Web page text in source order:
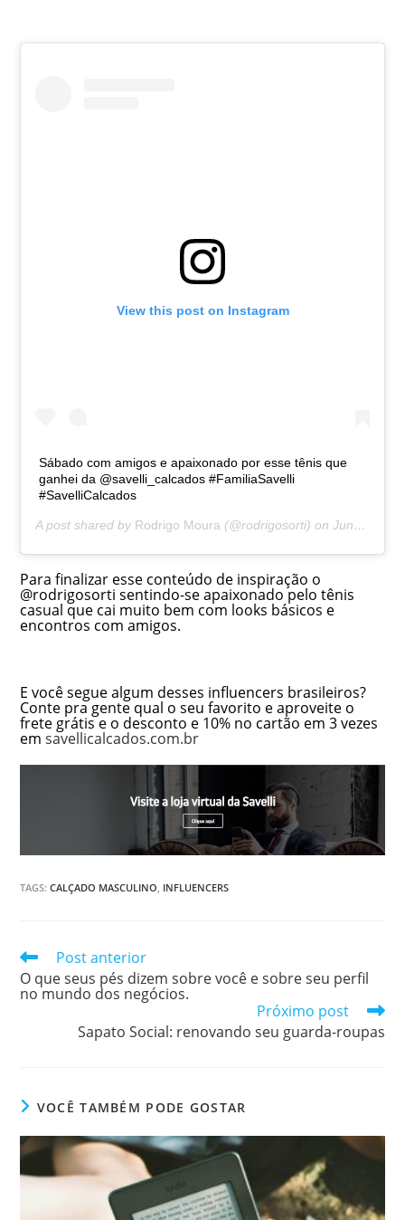
View this post on Instagram
Sábado com amigos e apaixonado por esse tênis que
ganhei da @savelli_calcados #FamiliaSavelli
#SavelliCalcados
A post shared by Rodrigo Moura (@rodrigosorti) onJun 1, 2019 at 1:59pm PDT
Para finalizar esse conteúdo de inspiração o
@rodrigosorti sentindo-se apaixonado pelo tênis
casual que cai muito bem com looks básicos e
encontros com amigos.
E você segue algum desses influencers brasileiros?
Conte pra gente qual o seu favorito e aproveite o
frete grátis e o desconto e 10% no cartão em 3 vezes
emsavellicalcados.com.br
TAGS:CALÇADO MASCULINO, INFLUENCERS
Post anterior
O que seus pés dizem sobre você e sobre seu perfil
no mundo dos negócios.
Próximo post
Sapato Social: renovando seu guarda-roupas
VOCÊ TAMBÉM PODE GOSTAR